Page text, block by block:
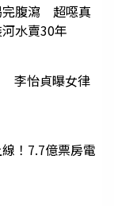
完腹瀉 超噁真
水賣30年
李怡貞曝女律
！7.7億票房電